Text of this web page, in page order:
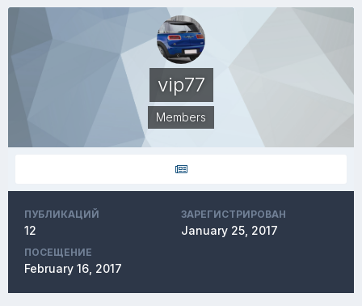
vip77
Members
ПУБЛИКАЦИЙ
12
ЗАРЕГИСТРИРОВАН
January 25, 2017
ПОСЕЩЕНИЕ
February 16, 2017